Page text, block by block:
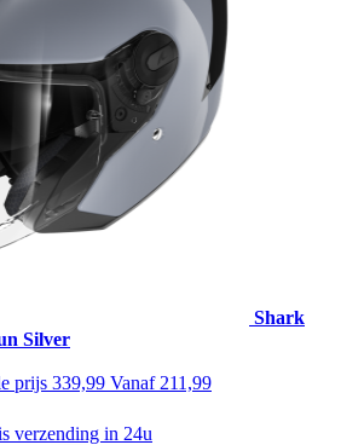
Shark
Silver
prijs 339,99 Vanaf 211,99
verzending in 24u